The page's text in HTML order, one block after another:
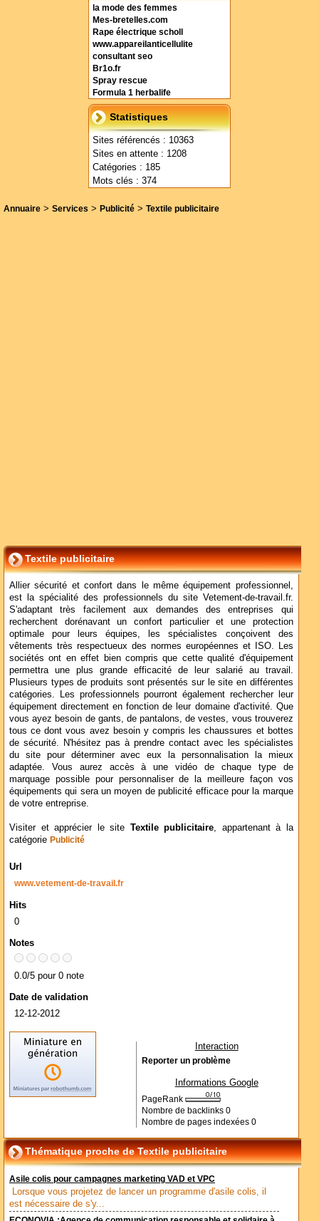
la mode des femmes
Mes-bretelles.com
Rape électrique scholl
www.appareilanticellulite
consultant seo
Br1o.fr
Spray rescue
Formula 1 herbalife
Statistiques
Sites référencés : 10363
Sites en attente : 1208
Catégories : 185
Mots clés : 374
Annuaire > Services > Publicité > Textile publicitaire
Textile publicitaire
Allier sécurité et confort dans le même équipement professionnel,
est la spécialité des professionnels du site Vetement-de-travail.fr.
S'adaptant très facilement aux demandes des entreprises qui
recherchent dorénavant un confort particulier et une protection
optimale pour leurs équipes, les spécialistes conçoivent des
vêtements très respectueux des normes européennes et ISO. Les
sociétés ont en effet bien compris que cette qualité d'équipement
permettra une plus grande efficacité de leur salarié au travail.
Plusieurs types de produits sont présentés sur le site en différentes
catégories. Les professionnels pourront également rechercher leur
équipement directement en fonction de leur domaine d'activité. Que
vous ayez besoin de gants, de pantalons, de vestes, vous trouverez
tous ce dont vous avez besoin y compris les chaussures et bottes
de sécurité. N'hésitez pas à prendre contact avec les spécialistes
du site pour déterminer avec eux la personnalisation la mieux
adaptée. Vous aurez accès à une vidéo de chaque type de
marquage possible pour personnaliser de la meilleure façon vos
équipements qui sera un moyen de publicité efficace pour la marque
de votre entreprise.
Visiter et apprécier le site Textile publicitaire, appartenant à la
catégorie Publicité
Url
www.vetement-de-travail.fr
Hits
0
Notes
0.0/5 pour 0 note
Date de validation
12-12-2012
Interaction
Reporter un problème
Informations Google
PageRank
Nombre de backlinks 0
Nombre de pages indexées 0
Thématique proche de Textile publicitaire
Asile colis pour campagnes marketing VAD et VPC
Lorsque vous projetez de lancer un programme d'asile colis, il
est nécessaire de s'y...